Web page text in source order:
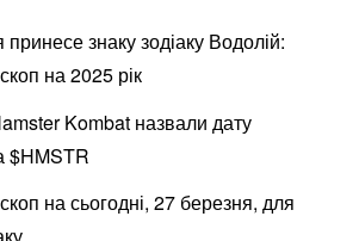
знаку зодіаку Водолій:
на 2025 рік
Kombat назвали дату
$HMSTR
на сьогодні, 27 березня, для